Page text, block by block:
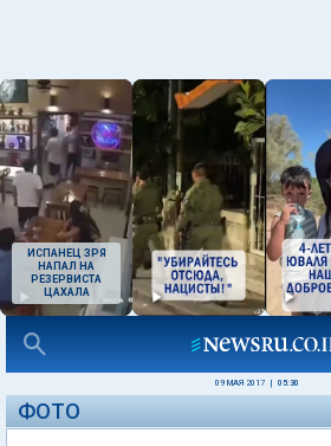
ИСПАНЕЦ ЗРЯ
НАПАЛ НА
РЕЗЕРВИСТА
ЦАХАЛА
09 МАЯ 2017 05:30
ФОТО